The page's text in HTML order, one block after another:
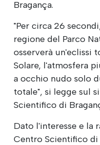
Bragança.
"Per circa 26
regione del Parco
osserverà un'eclissi
Solare, l'atmosfera
a occhio nudo solo
totale", si legge sul
Scientifico di
Dato l'interesse e la
Centro Scientifico di